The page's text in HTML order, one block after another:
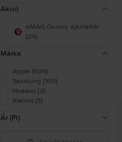
Akció
eMAG Genius ajánlatok
(24)
Márka
Apple (604)
Samsung (105)
Huawei (2)
Xiaomi (3)
Ár (Ft)